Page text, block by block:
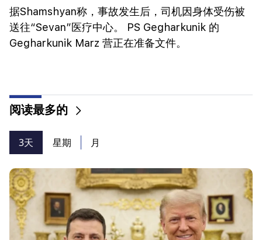
据Shamshyan称，事故发生后，司机因身体受伤被
送往“Sevan”医疗中心。 PS Gegharkunik 的
Gegharkunik Marz 营正在准备文件。
阅读最多的
3天 星期 月